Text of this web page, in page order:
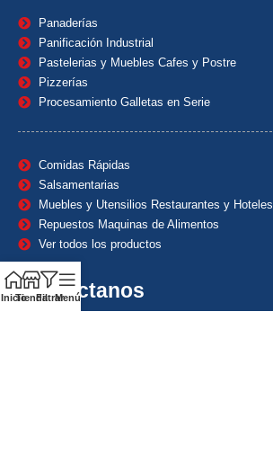
Panaderías
Panificación Industrial
Pastelerias y Muebles Cafes y Postre
Pizzerías
Procesamiento Galletas en Serie
Comidas Rápidas
Salsamentarias
Muebles y Utensilios Restaurantes y Hoteles
Repuestos Maquinas de Alimentos
Ver todos los productos
Contáctanos
InicioTiendaFiltrarMenú